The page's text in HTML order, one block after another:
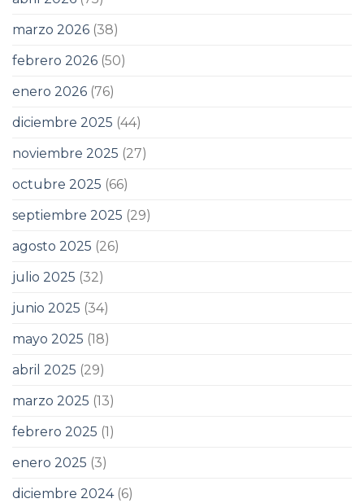
marzo 2026 (38)
febrero 2026 (50)
enero 2026 (76)
diciembre 2025 (44)
noviembre 2025 (27)
octubre 2025 (66)
septiembre 2025 (29)
agosto 2025 (26)
julio 2025 (32)
junio 2025 (34)
mayo 2025 (18)
abril 2025 (29)
marzo 2025 (13)
febrero 2025 (1)
enero 2025 (3)
diciembre 2024(6)